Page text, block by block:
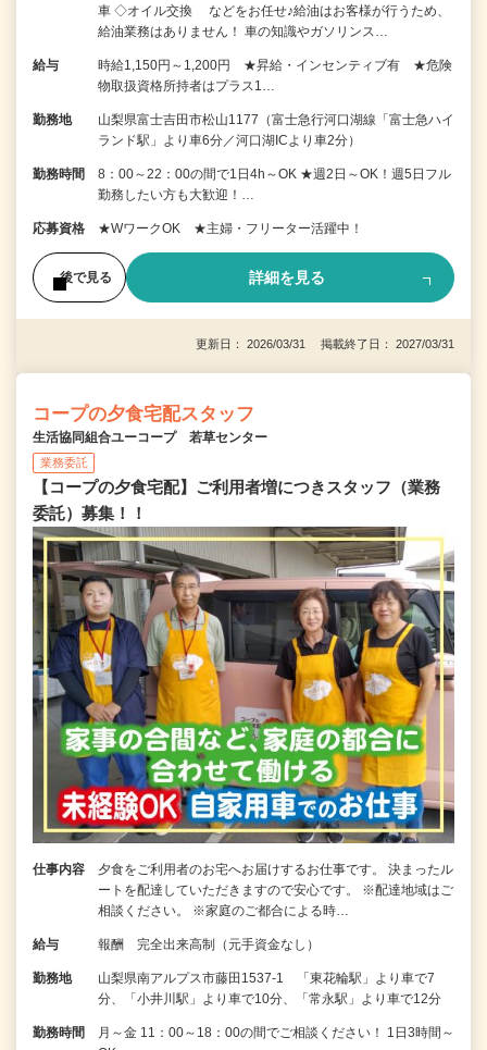
車 ◇オイル交換 などをお任せ♪給油はお客様が行うため、
給油業務はありません！ 車の知識やガソリンス…
給与
時給1,150円～1,200円 ★昇給・インセンティブ有 ★危険
物取扱資格所持者はプラス1…
勤務地
山梨県富士吉田市松山1177（富士急行河口湖線「富士急ハイ
ランド駅」より車6分／河口湖ICより車2分）
勤務時間
8：00～22：00の間で1日4h～OK ★週2日～OK！週5日フル
勤務したい方も大歓迎！…
応募資格 ★WワークOK ★主婦・フリーター活躍中！
後で見る 詳細を見る
更新日： 2026/03/31 掲載終了日： 2027/03/31
コープの夕食宅配スタッフ
生活協同組合ユーコープ 若草センター
業務委託
【コープの夕食宅配】ご利用者増につきスタッフ（業務
委託）募集！！
仕事内容
夕食をご利用者のお宅へお届けするお仕事です。 決まったル
ートを配達していただきますので安心です。 ※配達地域はご
相談ください。 ※家庭のご都合による時…
給与 報酬 完全出来高制（元手資金なし）
勤務地
山梨県南アルプス市藤田1537-1 「東花輪駅」より車で7
分、「小井川駅」より車で10分、「常永駅」より車で12分
勤務時間
月～金 11：00～18：00の間でご相談ください！ 1日3時間～